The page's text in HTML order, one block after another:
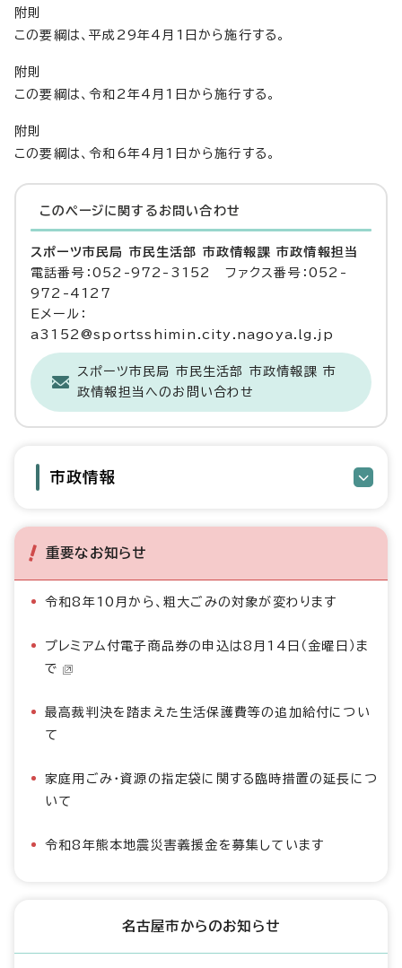
附則
この要綱は、平成29年4月1日から施行する。
附則
この要綱は、令和2年4月1日から施行する。
附則
この要綱は、令和6年4月1日から施行する。
このページに関する お問い合わせ
スポーツ市民局 市民生活部 市政情報課 市政情報担当
電話番号：052-972-3152 ファクス番号：052-
972-4127
Eメール：
a3152@sportsshimin.city.nagoya.lg.jp
スポーツ市民局 市民生活部 市政情報課 市
政情報担当へのお問い合わせ
市政情報
重要なお知らせ
令和8年10月から、粗大ごみの対象が変わります
プレミアム付電子商品券の申込は8月14日（金曜日）ま
で
最高裁判決を踏まえた生活保護費等の追加給付につい
て
家庭用ごみ・資源の指定袋に関する臨時措置の延長につ
いて
令和8年熊本地震災害義援金を募集しています
名古屋市からのお知らせ